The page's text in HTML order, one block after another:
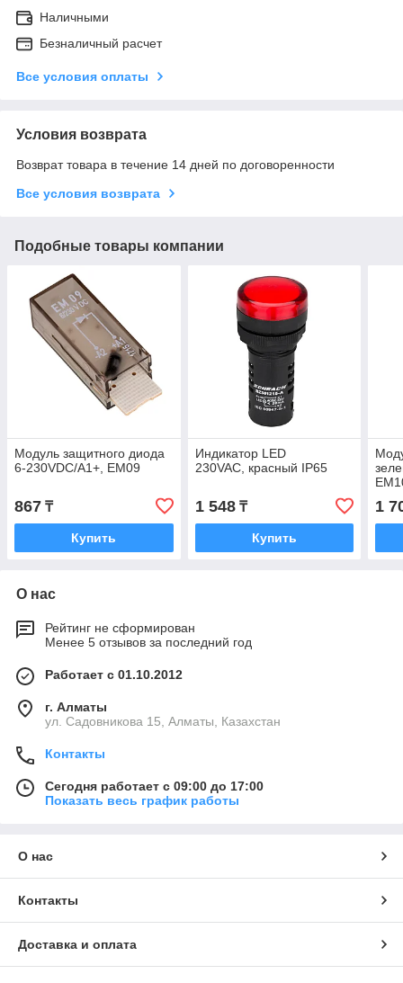
Наличными
Безналичный расчет
Все условия оплаты
Условия возврата
Возврат товара в течение 14 дней по договоренности
Все условия возврата
Подобные товары компании
Модуль защитного диода
6-230VDC/A1+, EM09
867 ₸
Купить
Индикатор LED
230VAC, красный IP65
1 548₸
Купить
1
О нас
Рейтинг не сформирован
Менее 5 отзывов за последний год
Работает с 01.10.2012
г. Алматы
ул. Садовникова 15, Алматы, Казахстан
Контакты
Сегодня работает с 09:00 до 17:00
Показать весь график работы
О нас
Контакты
Доставка и оплата